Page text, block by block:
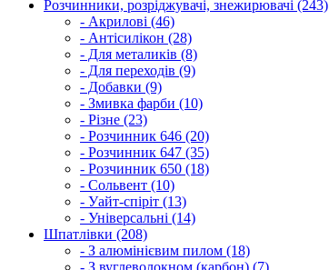
Розчинники, розріджувачі, знежирювачі (243)
- Акрилові (46)
- Антісилікон (28)
- Для металиків (8)
- Для переходів (9)
- Добавки (9)
- Змивка фарби (10)
- Різне (23)
- Розчинник 646 (20)
- Розчинник 647 (35)
- Розчинник 650 (18)
- Сольвент (10)
- Уайт-спіріт (13)
- Універсальні (14)
Шпатлівки (208)
- З алюмінієвим пилом (18)
- З вуглеволокном (карбон) (7)